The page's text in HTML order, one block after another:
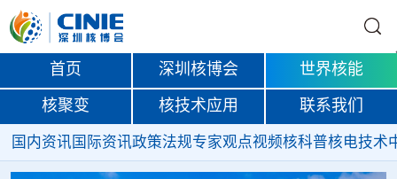
首页 深圳核博会 世界核能
核聚变 核技术应用 联系我们
国内资讯 国际资讯政策法规专家观点视频核科普核电技术